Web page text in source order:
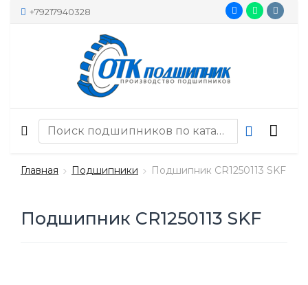
+79217940328
Главная Подшипники Подшипник CR1250113 SKF
Подшипник CR1250113 SKF